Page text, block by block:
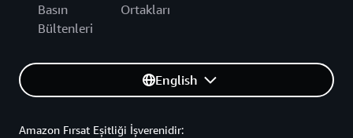
Basın
Bültenleri
Ortakları
English
Amazon Fırsat Eşitliği İşverenidir: